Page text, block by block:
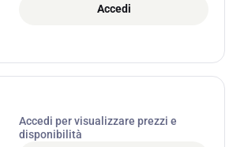
Accedi
Accedi per visualizzare prezzi e
disponibilità